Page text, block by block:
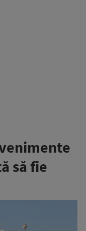
să fie